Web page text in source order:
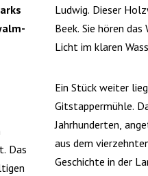
Das
Ludwig. Dieser
Beek. Sie hören
Licht im klaren
Ein Stück weiter
Gitstappermühle.
Jahrhunderten,
aus dem
Geschichte in der